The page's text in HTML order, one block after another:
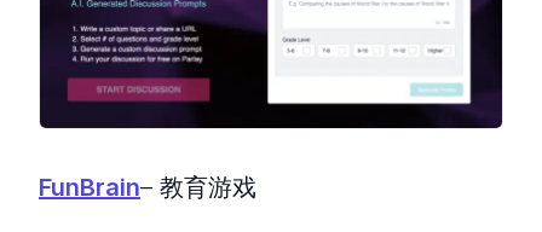
FunBrain– 教育游戏